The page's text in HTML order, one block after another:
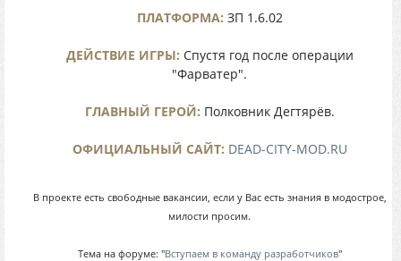
ПЛАТФОРМА: ЗП 1.6.02
ДЕЙСТВИЕ ИГРЫ: Спустя год после операции
"Фарватер".
ГЛАВНЫЙ ГЕРОЙ: Полковник Дегтярёв.
ОФИЦИАЛЬНЫЙ САЙТ: DEAD-CITY-MOD.RU
В проекте есть свободные вакансии, если у Вас есть знания в модострое,
милости просим.
Тема на форуме: "Вступаем в команду разработчиков"